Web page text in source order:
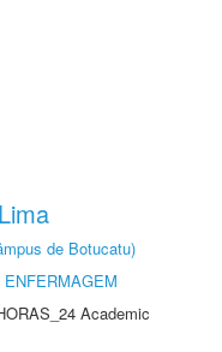
de Botucatu)
Academic